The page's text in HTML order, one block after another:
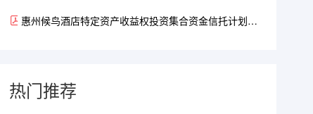
惠州候鸟酒店特定资产收益权投资集合资金信托计划可
热门推荐